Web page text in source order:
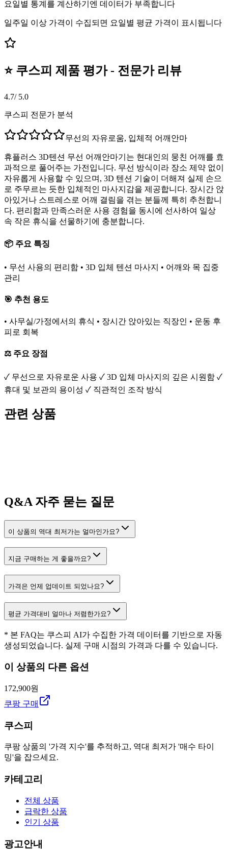
요일별 통계를 계산하기엔 데이터가 부족합니다
일주일 이상 가격이 수집되면 요일별 평균 가격이 표시됩니다
⭐ 쿠스피 제품 평가 - 전문가 리뷰
4.7/ 5.0
쿠스피 전문가 분석
무선의 자유로움, 입체적 어깨안마
휴플러스 3D텐션 무선 어깨안마기는 현대인의 뭉친 어깨를 효
과적으로 풀어주는 가전입니다. 무선 방식이라 장소 제약 없이
자유롭게 사용할 수 있으며, 3D 텐션 기술이 더해져 실제 손으
로 주무르는 듯한 입체적인 마사지감을 제공합니다. 장시간 앉
아있거나 스트레스로 어깨 결림을 겪는 분들께 특히 추천합니
다. 편리함과 만족스러운 사용 경험을 동시에 선사하여 일상
속 작은 휴식을 선물하기에 충분합니다.
📦 주요 특징
• 무선 사용의 편리함 • 3D 입체 텐션 마사지 • 어깨와 목 집중
관리
🎯 추천 용도
• 사무실/가정에서의 휴식 • 장시간 앉아있는 직장인 • 운동 후
피로 회복
⚖️ 주요 장점
✓ 무선으로 자유로운 사용 ✓ 3D 입체 마사지의 깊은 시원함 ✓
휴대 및 보관의 용이성 ✓ 직관적인 조작 방식
관련 상품
Q&A 자주 묻는 질문
이 상품의 역대 최저가는 얼마인가요?
지금 구매하는 게 좋을까요?
가격은 언제 업데이트 되었나요?
평균 가격대비 얼마나 저렴한가요?
* 본 FAQ는 쿠스피 AI가 수집한 가격 데이터를 기반으로 자동
생성되었습니다. 실제 구매 시점의 가격과 다를 수 있습니다.
이 상품의 다른 옵션
172,900원
쿠팡 구매
쿠스피
쿠팡 상품의 '가격 지수'를 추적하고, 역대 최저가 '매수 타이
밍'을 잡으세요.
카테고리
전체 상품
급락한 상품
인기 상품
광고안내